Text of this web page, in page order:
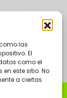
las
El
como el
este sitio. No
a ciertas